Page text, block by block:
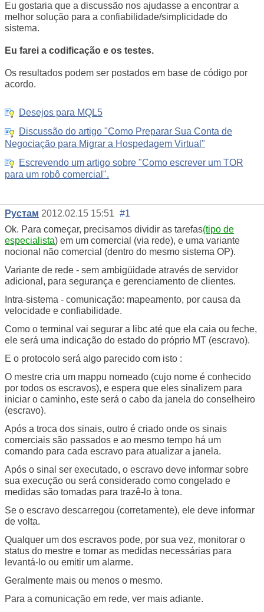
Eu gostaria que a discussão nos ajudasse a encontrar a
melhor solução para a confiabilidade/simplicidade do
sistema.
Eu farei a codificação e os testes.
Os resultados podem ser postados em base de código por
acordo.
Desejos para MQL5
Discussão do artigo "Como Preparar Sua Conta de
Negociação para Migrar a Hospedagem Virtual"
Escrevendo um artigo sobre "Como escrever um TOR
para um robô comercial".
Рустам 2012.02.15 15:51 #1
Ok. Para começar, precisamos dividir as tarefas(tipo de
especialista) em um comercial (via rede), e uma variante
nocional não comercial (dentro do mesmo sistema OP).
Variante de rede - sem ambigüidade através de servidor
adicional, para segurança e gerenciamento de clientes.
Intra-sistema - comunicação: mapeamento, por causa da
velocidade e confiabilidade.
Como o terminal vai segurar a libc até que ela caia ou feche,
ele será uma indicação do estado do próprio MT (escravo).
E o protocolo será algo parecido com isto :
O mestre cria um mappu nomeado (cujo nome é conhecido
por todos os escravos), e espera que eles sinalizem para
iniciar o caminho, este será o cabo da janela do conselheiro
(escravo).
Após a troca dos sinais, outro é criado onde os sinais
comerciais são passados e ao mesmo tempo há um
comando para cada escravo para atualizar a janela.
Após o sinal ser executado, o escravo deve informar sobre
sua execução ou será considerado como congelado e
medidas são tomadas para trazê-lo à tona.
Se o escravo descarregou (corretamente), ele deve informar
de volta.
Qualquer um dos escravos pode, por sua vez, monitorar o
status do mestre e tomar as medidas necessárias para
levantá-lo ou emitir um alarme.
Geralmente mais ou menos o mesmo.
Para a comunicação em rede, ver mais adiante.